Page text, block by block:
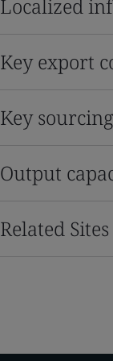
Localized
Key export
Key
Output
Related Sites